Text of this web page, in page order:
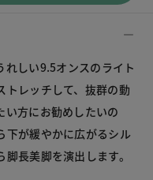
れしい9.5オンスのライト
トレッチして、抜群の動
い方にお勧めしたいの
下が緩やかに広がるシル
長美脚を演出します。